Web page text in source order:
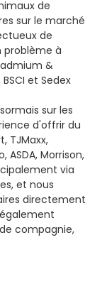
de
sur le marché
de
problème à
&
et Sedex
sur les
d'offrir du
TJMaxx,
ASDA, Morrison,
via
et nous
directement
compagnie,